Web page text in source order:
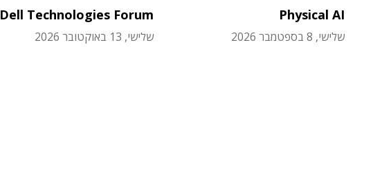
Physical AI
שלישי, 8 בספטמבר 2026
Dell Technologies Forum
שלישי, 13 באוקטובר 2026